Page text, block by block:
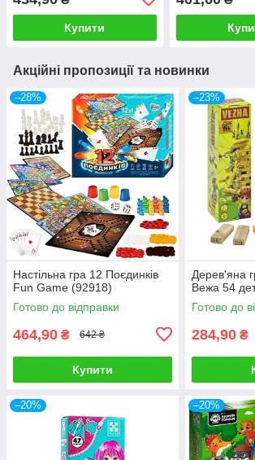
Купити
Акційні пропозиції та новинки
–28%
Настільна гра 12 Поєдинків
Fun Game (92918)
Готово до відправки
464,90 ₴ 642 ₴
Купити
–23%
Дерев'яна
Вежа 54
Готово до
284,90 ₴
–20% –20%